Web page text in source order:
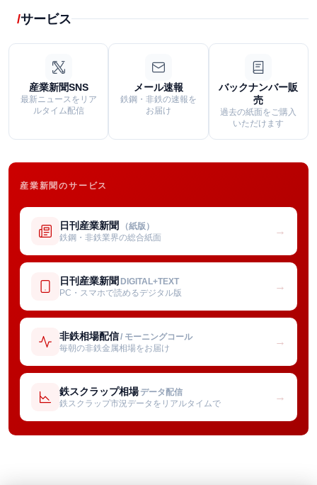
サービス
産業新聞SNS
最新ニュースをリア
ルタイム配信
メール速報
鉄鋼・非鉄の速報を
お届け
バックナンバー販
売
過去の紙面をご購入
いただけます
産業新聞のサービス
日刊産業新聞 （紙版）
鉄鋼・非鉄業界の総合紙面
→
日刊産業新聞 DIGITAL+TEXT
PC・スマホで読めるデジタル版
→
非鉄相場配信/ モーニングコール
毎朝の非鉄金属相場をお届け
→
鉄スクラップ相場 データ配信
鉄スクラップ市況データをリアルタイムで
→